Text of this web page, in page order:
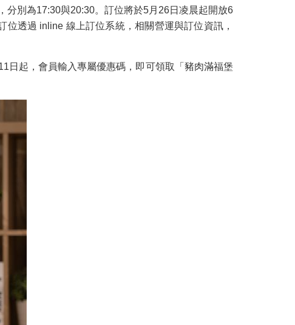
分別為17:30與20:30。訂位將於5月26日凌晨起開放6
透過 inline 線上訂位系統，相關營運與訂位資訊，
日起，會員輸入專屬優惠碼，即可領取「豬肉滿福堡